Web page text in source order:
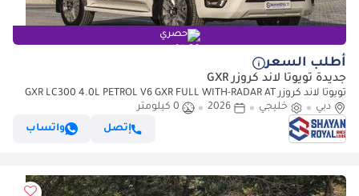
حصري
أطلب السعر
جديدة تويوتا لاند كروزر GXR
تويوتا لاند كروزر GXR LC300 4.0L PETROL V6 GXR FULL WITH-RADAR AT
7S 2026MY
دبي خليجي 2026
0 كيلومتر
إتصل
واتساب